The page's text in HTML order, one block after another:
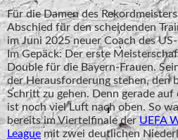
Für die Damen des
Abschied für den scheidenden
im Juni 2025 neuer Coach des
Im Gepäck: Der erste
Double für die Bayern-Frauen.
der Herausforderung stehen, den
Schritt zu gehen. Denn gerade
ist noch viel Luft nach oben. So
bereits im Viertelfinale derUEFA
Leaguemit zwei deutlichen